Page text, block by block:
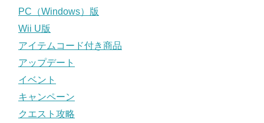
PC（Windows）版
Wii U版
アイテムコード付き商品
アップデート
イベント
キャンペーン
クエスト攻略